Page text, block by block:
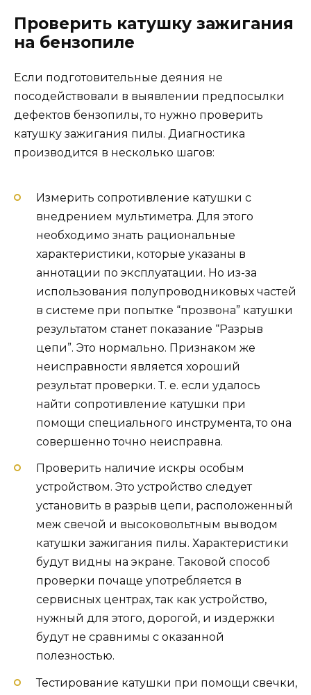
Проверить катушку зажигания
на бензопиле
Если подготовительные деяния не
посодействовали в выявлении предпосылки
дефектов бензопилы, то нужно проверить
катушку зажигания пилы. Диагностика
производится в несколько шагов:
Измерить сопротивление катушки с
внедрением мультиметра. Для этого
необходимо знать рациональные
характеристики, которые указаны в
аннотации по эксплуатации. Но из-за
использования полупроводниковых частей
в системе при попытке “прозвона” катушки
результатом станет показание “Разрыв
цепи”. Это нормально. Признаком же
неисправности является хороший
результат проверки. Т. е. если удалось
найти сопротивление катушки при
помощи специального инструмента, то она
совершенно точно неисправна.
Проверить наличие искры особым
устройством. Это устройство следует
установить в разрыв цепи, расположенный
меж свечой и высоковольтным выводом
катушки зажигания пилы. Характеристики
будут видны на экране. Таковой способ
проверки почаще употребляется в
сервисных центрах, так как устройство,
нужный для этого, дорогой, и издержки
будут не сравнимы с оказанной
полезностью.
Тестирование катушки при помощи свечки,